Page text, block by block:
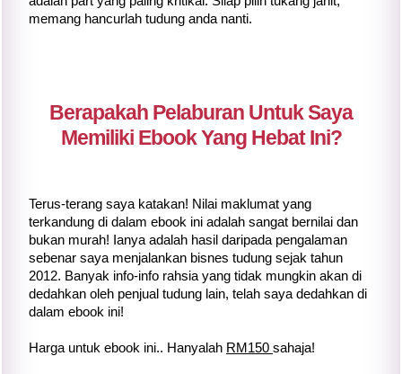
memang hancurlah tudung anda nanti.
Berapakah Pelaburan Untuk Saya
Memiliki Ebook Yang Hebat Ini?
Terus-terang saya katakan! Nilai maklumat yang
terkandung di dalam ebook ini adalah sangat bernilai dan
bukan murah! Ianya adalah hasil daripada pengalaman
sebenar saya menjalankan bisnes tudung sejak tahun
2012. Banyak info-info rahsia yang tidak mungkin akan di
dedahkan oleh penjual tudung lain, telah saya dedahkan di
dalam ebook ini!
Harga untuk ebook ini.. Hanyalah RM150 sahaja!